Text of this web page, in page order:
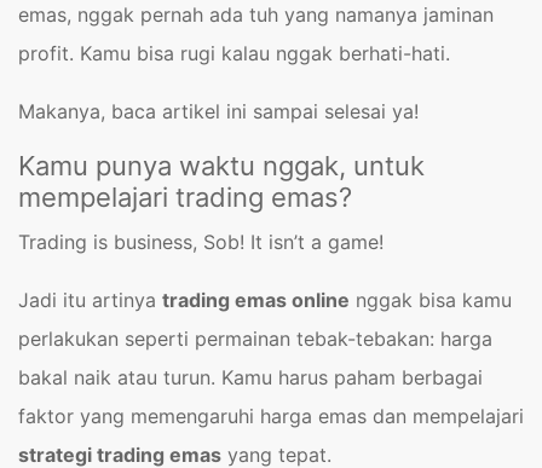
emas, nggak pernah ada tuh yang namanya jaminan
profit. Kamu bisa rugi kalau nggak berhati-hati.
Makanya, baca artikel ini sampai selesai ya!
Kamu punya waktu nggak, untuk
mempelajari trading emas?
Trading is business, Sob! It isn’t a game!
Jadi itu artinya trading emas online nggak bisa kamu
perlakukan seperti permainan tebak-tebakan: harga
bakal naik atau turun. Kamu harus paham berbagai
faktor yang memengaruhi harga emas dan mempelajari
strategi trading emas yang tepat.